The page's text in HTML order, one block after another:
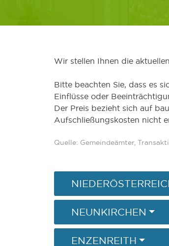
Wir stellen Ihnen die
Bitte beachten Sie, dass es
Einflüsse oder
Der Preis bezieht sich auf
Aufschließungskosten nicht
Quelle: Gemeindeämter,
NEUNKIRCHEN
ENZENREITH